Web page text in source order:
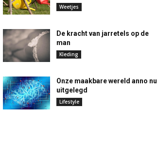
Weetjes
De kracht van jarretels op de
man
Kleding
Onze maakbare wereld anno nu
uitgelegd
Lifestyle